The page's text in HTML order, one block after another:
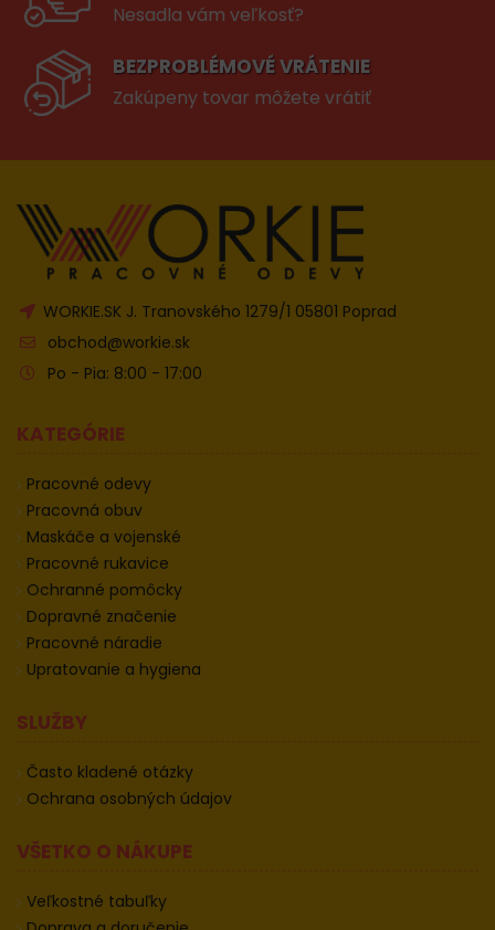
Nesadla vám veľkosť?
BEZPROBLÉMOVÉ VRÁTENIE
Zakúpeny tovar môžete vrátiť
WORKIE.SK J. Tranovského 1279/1 05801 Poprad
obchod@workie.sk
Po - Pia: 8:00 - 17:00
KATEGÓRIE
Pracovné odevy
Pracovná obuv
Maskáče a vojenské
Pracovné rukavice
Ochranné pomôcky
Dopravné značenie
Pracovné náradie
Upratovanie a hygiena
SLUŽBY
Často kladené otázky
Ochrana osobných údajov
VŠETKO O NÁKUPE
Veľkostné tabuľky